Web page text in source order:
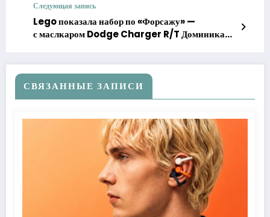
Следующая запись
Lego показала набор по «Форсажу» —
с маслкаром Dodge Charger R/T Доминика
СВЯЗАННЫЕ ЗАПИСИ